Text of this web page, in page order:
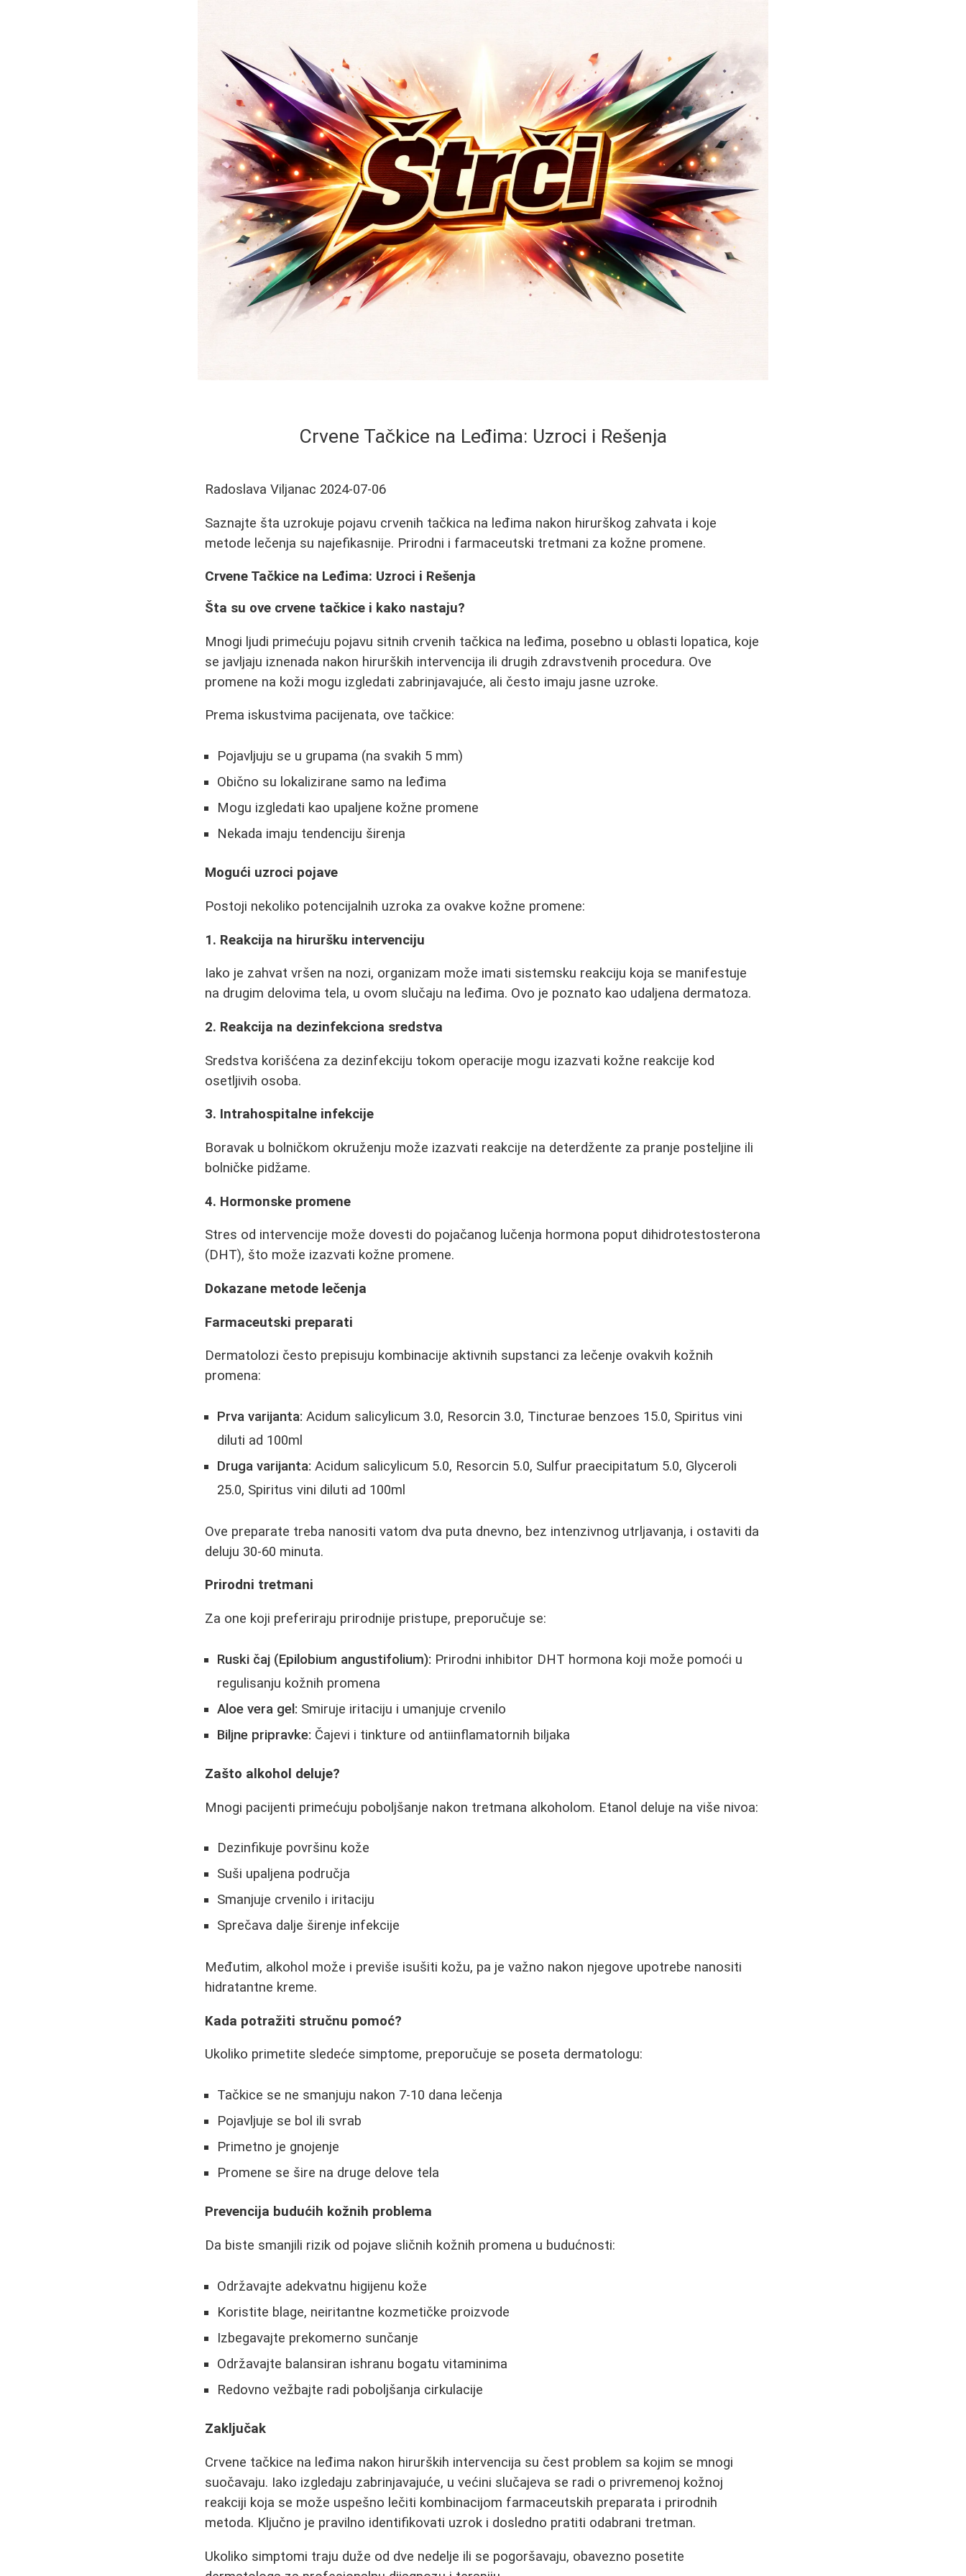
Crvene Tačkice na Leđima: Uzroci i Rešenja
Radoslava Viljanac 2024-07-06
Saznajte šta uzrokuje pojavu crvenih tačkica na leđima nakon hirurškog zahvata i koje
metode lečenja su najefikasnije. Prirodni i farmaceutski tretmani za kožne promene.
Crvene Tačkice na Leđima: Uzroci i Rešenja
Šta su ove crvene tačkice i kako nastaju?
Mnogi ljudi primećuju pojavu sitnih crvenih tačkica na leđima, posebno u oblasti lopatica, koje
se javljaju iznenada nakon hirurških intervencija ili drugih zdravstvenih procedura. Ove
promene na koži mogu izgledati zabrinjavajuće, ali često imaju jasne uzroke.
Prema iskustvima pacijenata, ove tačkice:
Pojavljuju se u grupama (na svakih 5 mm)
Obično su lokalizirane samo na leđima
Mogu izgledati kao upaljene kožne promene
Nekada imaju tendenciju širenja
Mogući uzroci pojave
Postoji nekoliko potencijalnih uzroka za ovakve kožne promene:
1. Reakcija na hiruršku intervenciju
Iako je zahvat vršen na nozi, organizam može imati sistemsku reakciju koja se manifestuje
na drugim delovima tela, u ovom slučaju na leđima. Ovo je poznato kao udaljena dermatoza.
2. Reakcija na dezinfekciona sredstva
Sredstva korišćena za dezinfekciju tokom operacije mogu izazvati kožne reakcije kod
osetljivih osoba.
3. Intrahospitalne infekcije
Boravak u bolničkom okruženju može izazvati reakcije na deterdžente za pranje posteljine ili
bolničke pidžame.
4. Hormonske promene
Stres od intervencije može dovesti do pojačanog lučenja hormona poput dihidrotestosterona
(DHT), što može izazvati kožne promene.
Dokazane metode lečenja
Farmaceutski preparati
Dermatolozi često prepisuju kombinacije aktivnih supstanci za lečenje ovakvih kožnih
promena:
Prva varijanta: Acidum salicylicum 3.0, Resorcin 3.0, Tincturae benzoes 15.0, Spiritus vini
diluti ad 100ml
Druga varijanta: Acidum salicylicum 5.0, Resorcin 5.0, Sulfur praecipitatum 5.0, Glyceroli
25.0, Spiritus vini diluti ad 100ml
Ove preparate treba nanositi vatom dva puta dnevno, bez intenzivnog utrljavanja, i ostaviti da
deluju 30-60 minuta.
Prirodni tretmani
Za one koji preferiraju prirodnije pristupe, preporučuje se:
Ruski čaj (Epilobium angustifolium): Prirodni inhibitor DHT hormona koji može pomoći u
regulisanju kožnih promena
Aloe vera gel: Smiruje iritaciju i umanjuje crvenilo
Biljne pripravke: Čajevi i tinkture od antiinflamatornih biljaka
Zašto alkohol deluje?
Mnogi pacijenti primećuju poboljšanje nakon tretmana alkoholom. Etanol deluje na više nivoa:
Dezinfikuje površinu kože
Suši upaljena područja
Smanjuje crvenilo i iritaciju
Sprečava dalje širenje infekcije
Međutim, alkohol može i previše isušiti kožu, pa je važno nakon njegove upotrebe nanositi
hidratantne kreme.
Kada potražiti stručnu pomoć?
Ukoliko primetite sledeće simptome, preporučuje se poseta dermatologu:
Tačkice se ne smanjuju nakon 7-10 dana lečenja
Pojavljuje se bol ili svrab
Primetno je gnojenje
Promene se šire na druge delove tela
Prevencija budućih kožnih problema
Da biste smanjili rizik od pojave sličnih kožnih promena u budućnosti:
Održavajte adekvatnu higijenu kože
Koristite blage, neiritantne kozmetičke proizvode
Izbegavajte prekomerno sunčanje
Održavajte balansiran ishranu bogatu vitaminima
Redovno vežbajte radi poboljšanja cirkulacije
Zaključak
Crvene tačkice na leđima nakon hirurških intervencija su čest problem sa kojim se mnogi
suočavaju. Iako izgledaju zabrinjavajuće, u većini slučajeva se radi o privremenoj kožnoj
reakciji koja se može uspešno lečiti kombinacijom farmaceutskih preparata i prirodnih
metoda. Ključno je pravilno identifikovati uzrok i dosledno pratiti odabrani tretman.
Ukoliko simptomi traju duže od dve nedelje ili se pogoršavaju, obavezno posetite